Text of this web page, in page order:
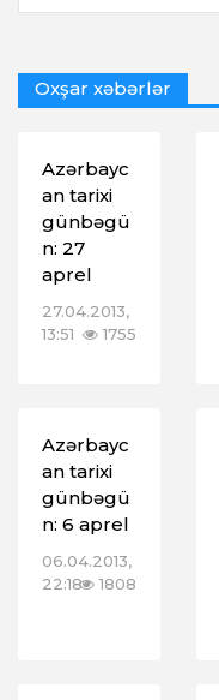
Oxşar xəbərlər
Azərbayc
an tarixi
günbəgü
n: 27
aprel
27.04.2013,
13:51
1755
Azərbayc
an tarixi
günbəgü
n: 6 aprel
06.04.2013,
22:18
1808